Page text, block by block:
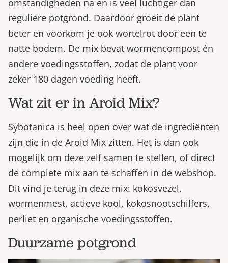
omstandigheden na en is veel luchtiger dan
reguliere potgrond. Daardoor groeit de plant
beter en voorkom je ook wortelrot door een te
natte bodem. De mix bevat wormencompost én
andere voedingsstoffen, zodat de plant voor
zeker 180 dagen voeding heeft.
Wat zit er in Aroid Mix?
Sybotanica is heel open over wat de ingrediënten
zijn die in de Aroid Mix zitten. Het is dan ook
mogelijk om deze zelf samen te stellen, of direct
de complete mix aan te schaffen in de webshop.
Dit vind je terug in deze mix: kokosvezel,
wormenmest, actieve kool, kokosnootschilfers,
perliet en organische voedingsstoffen.
Duurzame potgrond